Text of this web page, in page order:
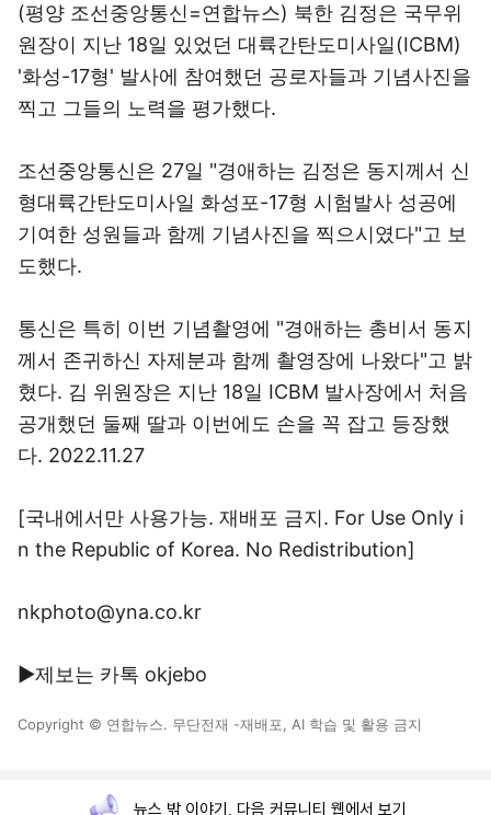
(평양 조선중앙통신=연합뉴스) 북한 김정은 국무위
원장이 지난 18일 있었던 대륙간탄도미사일(ICBM)
'화성-17형' 발사에 참여했던 공로자들과 기념사진을
찍고 그들의 노력을 평가했다.
조선중앙통신은 27일 "경애하는 김정은 동지께서 신
형대륙간탄도미사일 화성포-17형 시험발사 성공에
기여한 성원들과 함께 기념사진을 찍으시였다"고 보
도했다.
통신은 특히 이번 기념촬영에 "경애하는 총비서 동지
께서 존귀하신 자제분과 함께 촬영장에 나왔다"고 밝
혔다. 김 위원장은 지난 18일 ICBM 발사장에서 처음
공개했던 둘째 딸과 이번에도 손을 꼭 잡고 등장했
다. 2022.11.27
[국내에서만 사용가능. 재배포 금지. For Use Only i
n the Republic of Korea. No Redistribution]
nkphoto@yna.co.kr
▶제보는 카톡 okjebo
Copyright © 연합뉴스. 무단전재 -재배포, AI 학습 및 활용 금지
뉴스 밖 이야기, 다음 커뮤니티 웹에서 보기